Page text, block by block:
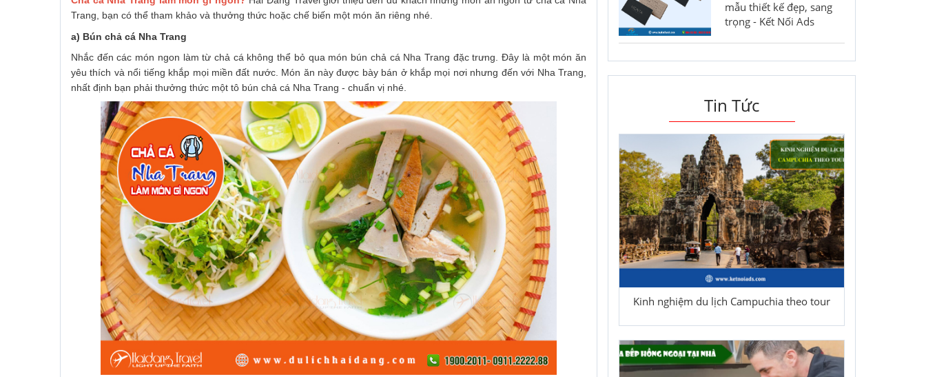
Trang, bạn có thể tham khảo và thưởng thức hoặc chế biến một món ăn riêng nhé.
a) Bún chả cá Nha Trang
Nhắc đến các món ngon làm từ chả cá không thể bỏ qua món bún chả cá Nha Trang đặc trưng. Đây là một món ăn
yêu thích và nổi tiếng khắp mọi miền đất nước. Món ăn này được bày bán ở khắp mọi nơi nhưng đến với Nha Trang,
nhất định bạn phải thưởng thức một tô bún chả cá Nha Trang - chuẩn vị nhé.
mẫu thiết kế đẹp, sang
trọng - Kết Nối Ads
Tin Tức
Kinh nghiệm du lịch Campuchia theo tour